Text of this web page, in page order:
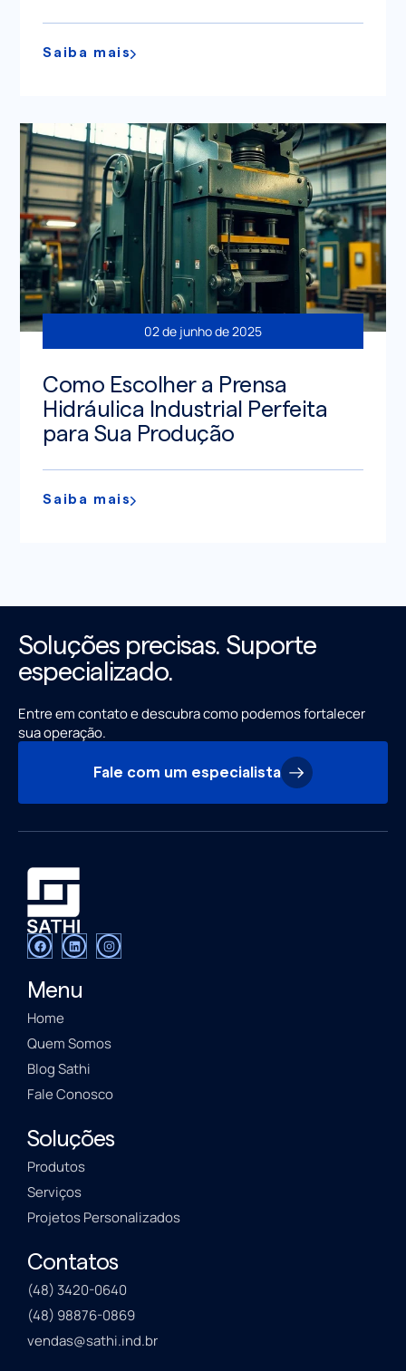
Saiba mais
02 de junho de 2025
Como Escolher a Prensa
Hidráulica Industrial Perfeita
para Sua Produção
Saiba mais
Soluções precisas. Suporte
especializado.
Entre em contato e descubra como podemos fortalecer
sua operação.
Fale com um especialista
Menu
Home
Quem Somos
Blog Sathi
Fale Conosco
Soluções
Produtos
Serviços
Projetos Personalizados
Contatos
(48) 3420-0640
(48) 98876-0869
vendas@sathi.ind.br